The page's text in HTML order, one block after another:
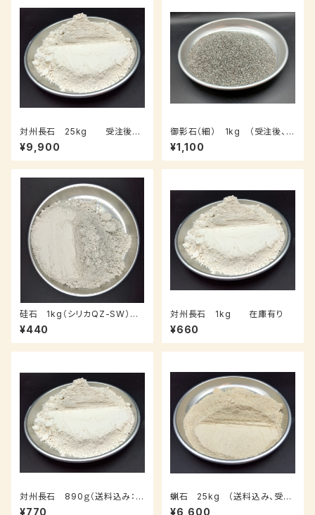
対州長石 25kg 受注後3
～10日後発送
¥9,900
御影石（細） 1kg （受注後、7
～14日後発送）
¥1,100
硅石 1kg（シリカQZ-SW）
在庫有り
¥440
対州長石 1kg 在庫有り
¥660
対州長石 890ｇ（送料込み：ク
ロネコパケット）在庫有り
¥770
蝋石 25kg （送料込み、受注
後１０日以内に発送）
¥6,600